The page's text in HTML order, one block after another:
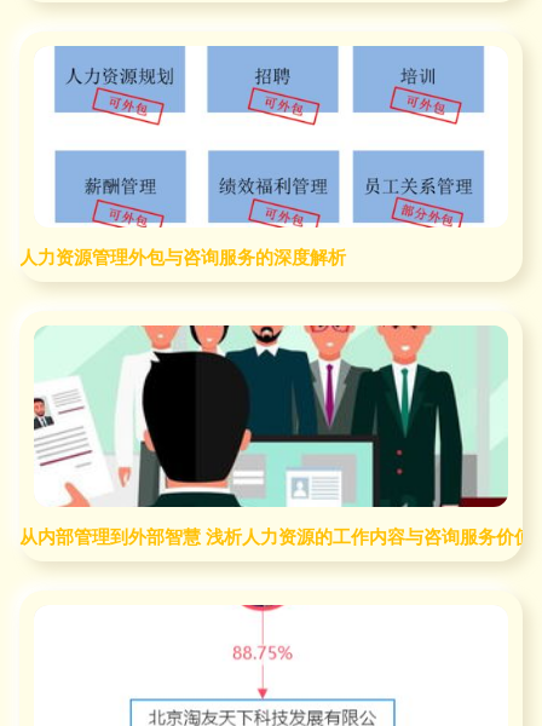
人力资源管理外包与咨询服务的深度解析
从内部管理到外部智慧 浅析人力资源的工作内容与咨询服务价值